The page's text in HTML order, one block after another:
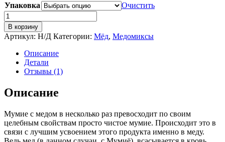
1,500 ₽
Упаковка
Очистить
Количество
товара
Мумиё
с
Мёдом.
В корзину
Артикул: Н/Д Категории: Мёд, Медомиксы
Описание
Детали
Отзывы (1)
Описание
Мумие с медом в несколько раз превосходит по своим
целебным свойствам просто чистое мумие. Происходит это в
связи с лучшим усвоением этого продукта именно в меду.